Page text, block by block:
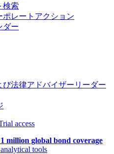
検索
ポレートアクション
ダー
び法律アドバイザーリーダー
access
1 million global bond coverage
tools